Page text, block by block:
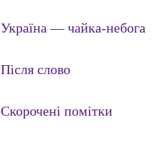
Україна — чайка-небога
Після слово
Скорочені помітки